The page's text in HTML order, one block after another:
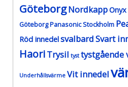
GöteborgNordkapp
GöteborgPanasonic Stockholm
Röd innedelsvalbardSvart
HaoriTrysil tyst tystgående
Underhållsvärme Vit innedel